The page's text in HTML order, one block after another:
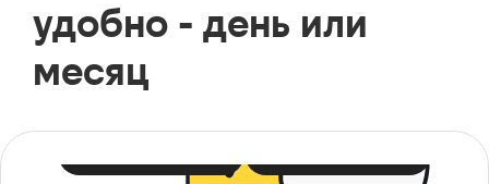
удобно - день или
месяц